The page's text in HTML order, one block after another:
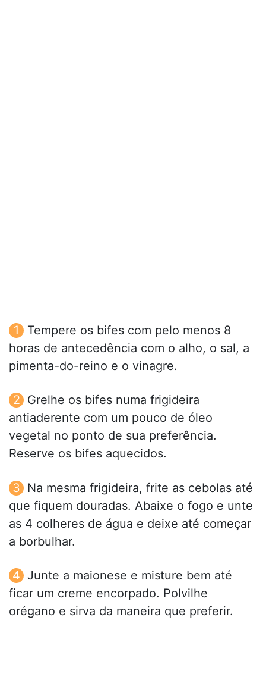
Tempere os bifes com pelo menos 8
horas de antecedência com o alho, o sal, a
pimenta-do-reino e o vinagre.
Grelhe os bifes numa frigideira
antiaderente com um pouco de óleo
vegetal no ponto de sua preferência.
Reserve os bifes aquecidos.
Na mesma frigideira, frite as cebolas até
que fiquem douradas. Abaixe o fogo e unte
as 4 colheres de água e deixe até começar
a borbulhar.
Junte a maionese e misture bem até
ficar um creme encorpado. Polvilhe
orégano e sirva da maneira que preferir.